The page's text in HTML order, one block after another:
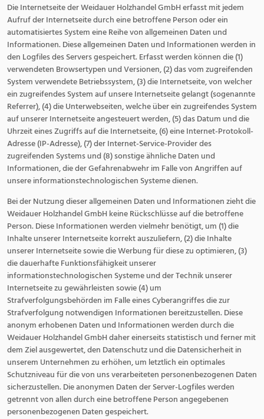
Die Internetseite der Weidauer Holzhandel GmbH erfasst mit jedem
Aufruf der Internetseite durch eine betroffene Person oder ein
automatisiertes System eine Reihe von allgemeinen Daten und
Informationen. Diese allgemeinen Daten und Informationen werden in
den Logfiles des Servers gespeichert. Erfasst werden können die (1)
verwendeten Browsertypen und Versionen, (2) das vom zugreifenden
System verwendete Betriebssystem, (3) die Internetseite, von welcher
ein zugreifendes System auf unsere Internetseite gelangt (sogenannte
Referrer), (4) die Unterwebseiten, welche über ein zugreifendes System
auf unserer Internetseite angesteuert werden, (5) das Datum und die
Uhrzeit eines Zugriffs auf die Internetseite, (6) eine Internet-Protokoll-
Adresse (IP-Adresse), (7) der Internet-Service-Provider des
zugreifenden Systems und (8) sonstige ähnliche Daten und
Informationen, die der Gefahrenabwehr im Falle von Angriffen auf
unsere informationstechnologischen Systeme dienen.
Bei der Nutzung dieser allgemeinen Daten und Informationen zieht die
Weidauer Holzhandel GmbH keine Rückschlüsse auf die betroffene
Person. Diese Informationen werden vielmehr benötigt, um (1) die
Inhalte unserer Internetseite korrekt auszuliefern, (2) die Inhalte
unserer Internetseite sowie die Werbung für diese zu optimieren, (3)
die dauerhafte Funktionsfähigkeit unserer
informationstechnologischen Systeme und der Technik unserer
Internetseite zu gewährleisten sowie (4) um
Strafverfolgungsbehörden im Falle eines Cyberangriffes die zur
Strafverfolgung notwendigen Informationen bereitzustellen. Diese
anonym erhobenen Daten und Informationen werden durch die
Weidauer Holzhandel GmbH daher einerseits statistisch und ferner mit
dem Ziel ausgewertet, den Datenschutz und die Datensicherheit in
unserem Unternehmen zu erhöhen, um letztlich ein optimales
Schutzniveau für die von uns verarbeiteten personenbezogenen Daten
sicherzustellen. Die anonymen Daten der Server-Logfiles werden
getrennt von allen durch eine betroffene Person angegebenen
personenbezogenen Daten gespeichert.